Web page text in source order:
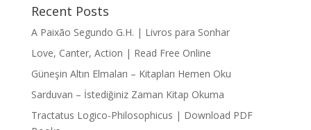
Recent Posts
A Paixão Segundo G.H. | Livros para Sonhar
Love, Canter, Action | Read Free Online
Güneşin Altın Elmaları – Kitapları Hemen Oku
Sarduvan – İstediğiniz Zaman Kitap Okuma
Tractatus Logico-Philosophicus | Download PDF